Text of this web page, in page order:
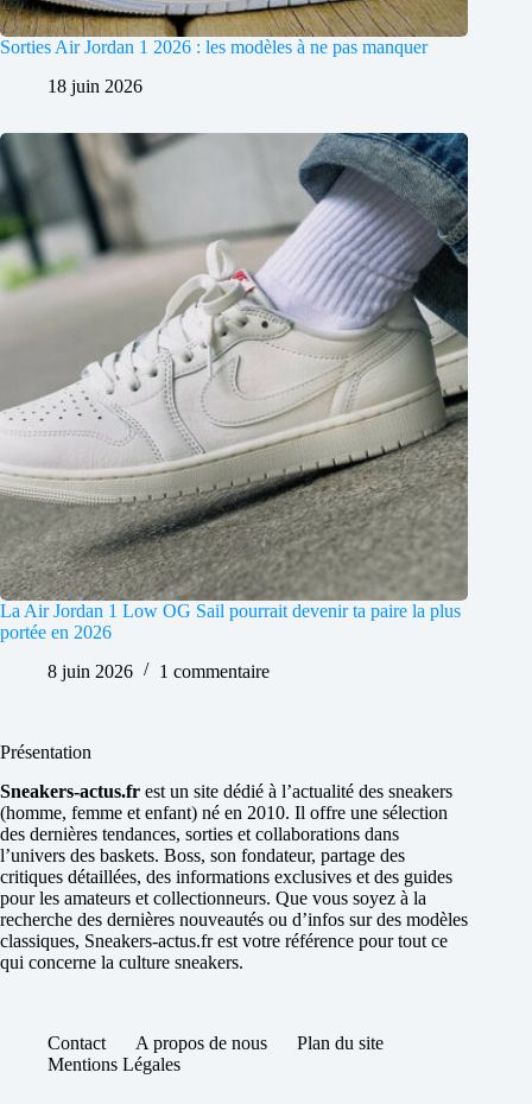
Sorties Air Jordan 1 2026 : les modèles à ne pas manquer
18 juin 2026
La Air Jordan 1 Low OG Sail pourrait devenir ta paire la plus
portée en 2026
8 juin 2026
1 commentaire
Présentation
Sneakers-actus.fr est un site dédié à l’actualité des sneakers
(homme, femme et enfant) né en 2010. Il offre une sélection
des dernières tendances, sorties et collaborations dans
l’univers des baskets. Boss, son fondateur, partage des
critiques détaillées, des informations exclusives et des guides
pour les amateurs et collectionneurs. Que vous soyez à la
recherche des dernières nouveautés ou d’infos sur des modèles
classiques, Sneakers-actus.fr est votre référence pour tout ce
qui concerne la culture sneakers.
Contact A propos de nous
Plan du site
Mentions Légales